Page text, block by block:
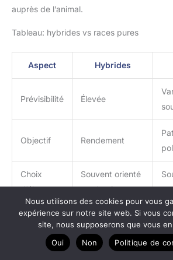
auprès de l’animal.
Tableau: hybrides vs races pures
Aspect Hybrides
Prévisibilité Élevée
Objectif Rendement
Choix
d’élevage
Souvent orienté
production
Pour décider sans se fier aux
des indicateurs concrets, en réunissant
contraintes et conditions d’élevage.
Nous utilisons des cookies pour vous
expérience sur notre site web. Si vous
site, nous supposerons que vous
Oui
Non Politique de